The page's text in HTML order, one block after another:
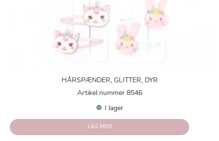
HÅRSPÆNDER, GLITTER, DYR
Artikel nummer 8546
I lager
LÄS MER